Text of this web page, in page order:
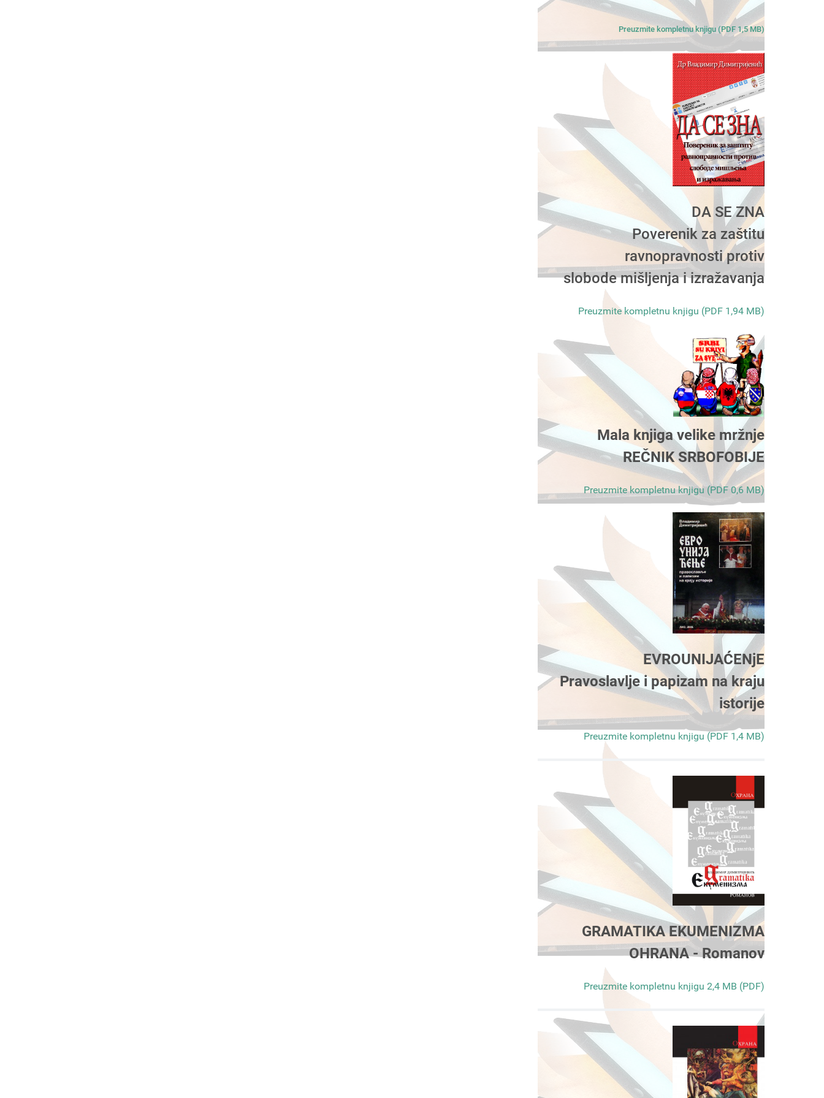
Preuzmite kompletnu knjigu (PDF 1,5 MB)
DA SE ZNA
Poverenik za zaštitu
ravnopravnosti protiv
slobode mišljenja i izražavanja
Preuzmite kompletnu knjigu (PDF 1,94 MB)
Mala knjiga velike mržnje
REČNIK SRBOFOBIJE
Preuzmite kompletnu knjigu (PDF 0,6 MB)
EVROUNIJAĆENjE
Pravoslavlje i papizam na kraju
istorije
Preuzmite kompletnu knjigu (PDF 1,4 MB)
GRAMATIKA EKUMENIZMA
OHRANA - Romanov
Preuzmite kompletnu knjigu 2,4 MB (PDF)